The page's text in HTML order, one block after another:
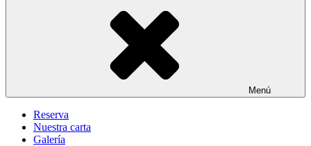
Menú
Reserva
Nuestra carta
Galería